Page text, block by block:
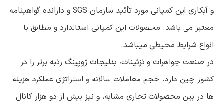
و آبکاری این کمپانی مورد تأئید سازمان SGS و دارانده گواهینامه
معتبر می باشد. محصولات این کمپانی استاندارد و مطابق با
انواع شرایط محیطی میباشد.
در صنعت جواهرات و تزئینات، بدلیجات ژوپینگ رتبه برتر را در
کشور چین دارد. حجم معاملات سالانه و استراتژی عملکرد هزینه
ها در بین محصولات تجاری مشابه، و نیز بیش از دو هزار کانال